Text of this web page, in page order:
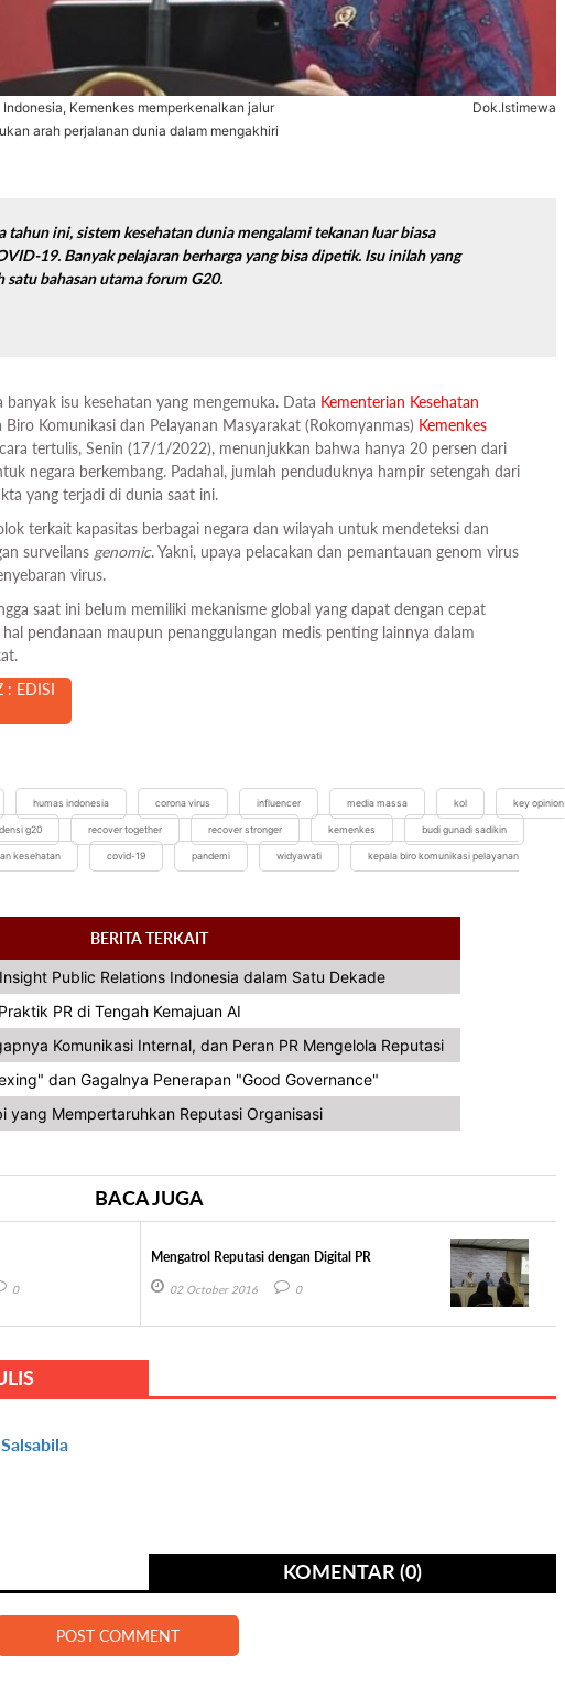
Kemenkes memperkenalkan jalur
arah perjalanan dunia dalam mengakhiri
Dok.Istimewa
tahun ini, sistem kesehatan dunia mengalami tekanan luar biasa
19. Banyak pelajaran berharga yang bisa dipetik. Isu inilah yang
satu bahasan utama forum G20.
banyak isu kesehatan yang mengemuka. Data Kementerian Kesehatan
Komunikasi dan Pelayanan Masyarakat (Rokomyanmas) Kemenkes
tertulis, Senin (17/1/2022), menunjukkan bahwa hanya 20 persen dari
negara berkembang. Padahal, jumlah penduduknya hampir setengah dari
yang terjadi di dunia saat ini.
terkait kapasitas berbagai negara dan wilayah untuk mendeteksi dan
surveilans genomic. Yakni, upaya pelacakan dan pemantauan genom virus
virus.
saat ini belum memiliki mekanisme global yang dapat dengan cepat
pendanaan maupun penanggulangan medis penting lainnya dalam
: EDISI
humas indonesia corona virus influencer media massa kol key opinion
g20 recover together recover stronger kemenkes budi gunadi sadikin
kesehatan covid-19 pandemi widyawati kepala biro komunikasi pelayanan
BERITA TERKAIT
Public Relations Indonesia dalam Satu Dekade
PR di Tengah Kemajuan AI
Komunikasi Internal, dan Peran PR Mengelola Reputasi
dan Gagalnya Penerapan "Good Governance"
yang Mempertaruhkan Reputasi Organisasi
BACA JUGA
0
Mengatrol Reputasi dengan Digital PR
02 October 2016 0
KOMENTAR (0)
POST COMMENT